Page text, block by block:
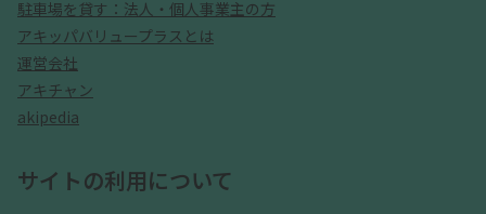
駐車場を貸す：法人・個人事業主の方
アキッパバリュープラスとは
運営会社
アキチャン
akipedia
サイトの利用について